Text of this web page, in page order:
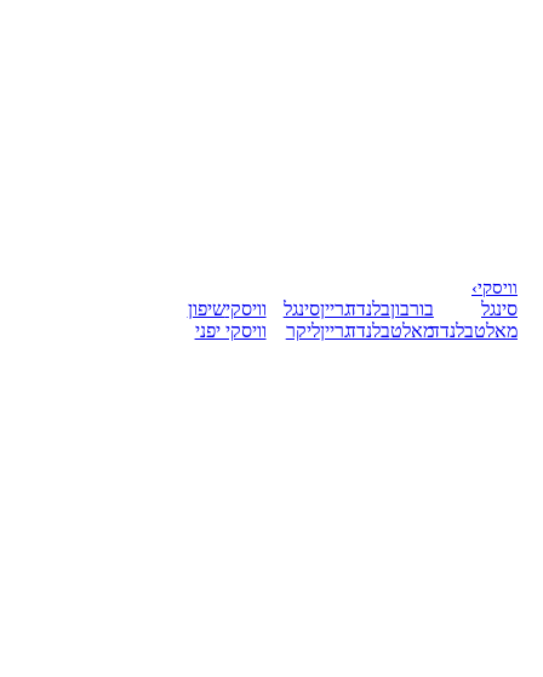
וויסקי›
סינגל
מאלטבלנדד
בורבוןבלנדד
מאלטבלנדד
גרייןסינגל
גרייןליקר
וויסקישיפון
וויסקי יפני